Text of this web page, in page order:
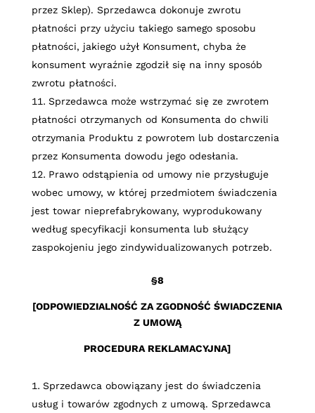
przez Sklep). Sprzedawca dokonuje zwrotu
płatności przy użyciu takiego samego sposobu
płatności, jakiego użył Konsument, chyba że
konsument wyraźnie zgodził się na inny sposób
zwrotu płatności.
Sprzedawca może wstrzymać się ze zwrotem
płatności otrzymanych od Konsumenta do chwili
otrzymania Produktu z powrotem lub dostarczenia
przez Konsumenta dowodu jego odesłania.
Prawo odstąpienia od umowy nie przysługuje
wobec umowy, w której przedmiotem świadczenia
jest towar nieprefabrykowany, wyprodukowany
według specyfikacji konsumenta lub służący
zaspokojeniu jego zindywidualizowanych potrzeb.
§8
[ODPOWIEDZIALNOŚĆ ZA ZGODNOŚĆ ŚWIADCZENIA
Z UMOWĄ
PROCEDURA REKLAMACYJNA]
Sprzedawca obowiązany jest do świadczenia
usług i towarów zgodnych z umową. Sprzedawca